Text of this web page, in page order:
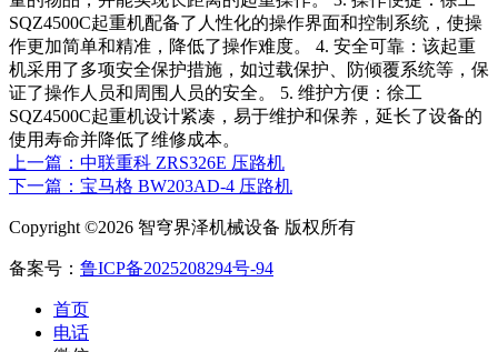
SQZ4500C起重机配备了人性化的操作界面和控制系统，使操
作更加简单和精准，降低了操作难度。 4. 安全可靠：该起重
机采用了多项安全保护措施，如过载保护、防倾覆系统等，保
证了操作人员和周围人员的安全。 5. 维护方便：徐工
SQZ4500C起重机设计紧凑，易于维护和保养，延长了设备的
使用寿命并降低了维修成本。
上一篇：中联重科 ZRS326E 压路机
下一篇：宝马格 BW203AD-4 压路机
Copyright ©2026 智穹界泽机械设备 版权所有
备案号： 鲁ICP备2025208294号-94
首页
电话